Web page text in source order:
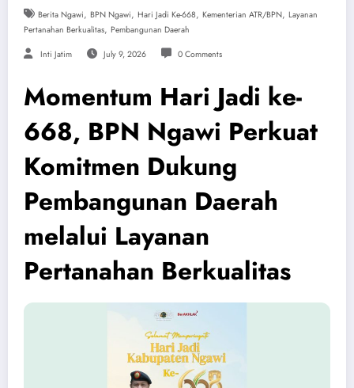
Berita Ngawi, BPN Ngawi, Hari Jadi Ke-668, Kementerian ATR/BPN, Layanan
Pertanahan Berkualitas, Pembangunan Daerah
Inti Jatim July 9, 2026 0 Comments
Momentum Hari Jadi ke-
668, BPN Ngawi Perkuat
Komitmen Dukung
Pembangunan Daerah
melalui Layanan
Pertanahan Berkualitas